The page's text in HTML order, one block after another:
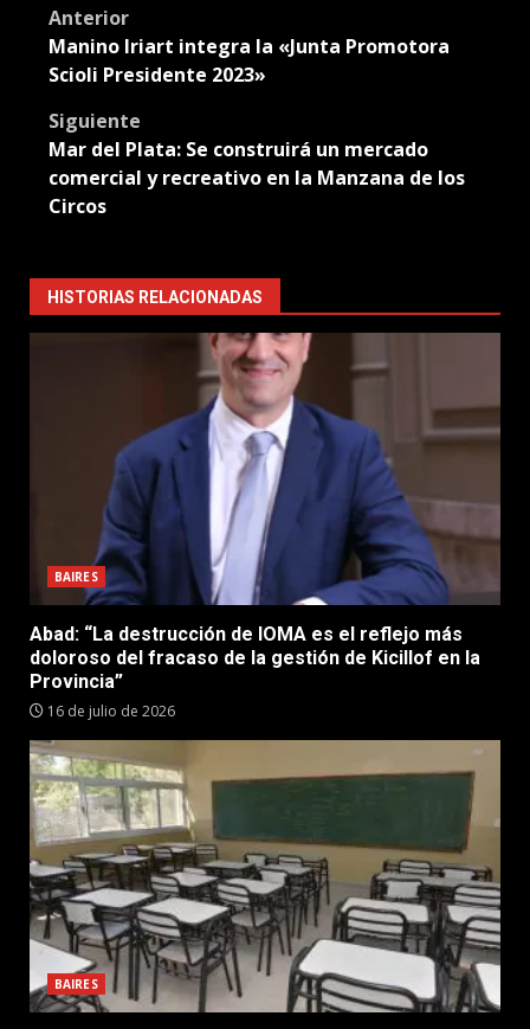
Post
navigation
Anterior
Manino Iriart integra la «Junta Promotora
Scioli Presidente 2023»
Siguiente
Mar del Plata: Se construirá un mercado
comercial y recreativo en la Manzana de los
Circos
HISTORIAS RELACIONADAS
BAIRES
Abad: “La destrucción de IOMA es el reflejo más
doloroso del fracaso de la gestión de Kicillof en la
Provincia”
16 de julio de 2026
BAIRES